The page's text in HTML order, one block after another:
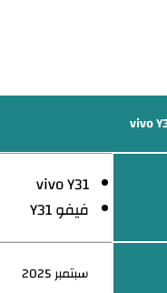
vivo Y31
فيفو Y31
سبتمبر 2025